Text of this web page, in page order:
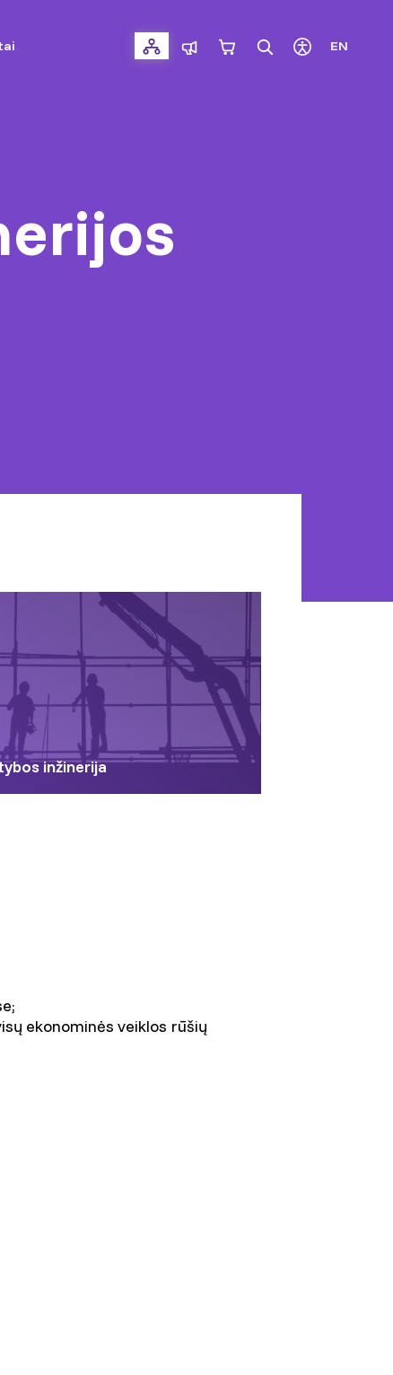
EN
inžinerija
ekonominės veiklos rūšių